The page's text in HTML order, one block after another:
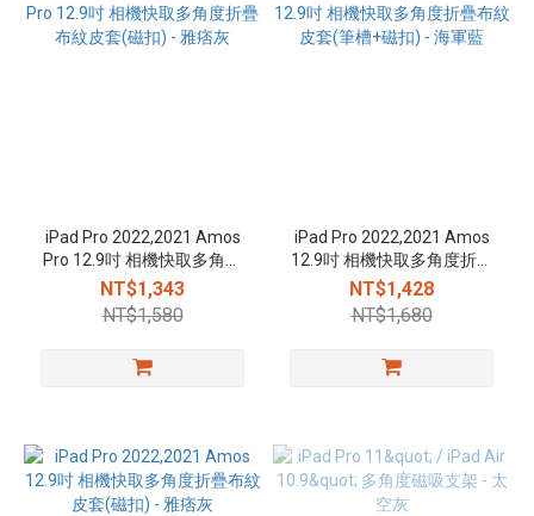
iPad Pro 2022,2021 Amos
Pro 12.9吋 相機快取多角度
折疊布紋皮套(磁扣) - 雅痞灰
NT$1,343
NT$1,580
iPad Pro 2022,2021 Amos
12.9吋 相機快取多角度折疊
布紋皮套(筆槽+磁扣) - 海軍
藍
NT$1,428
NT$1,680